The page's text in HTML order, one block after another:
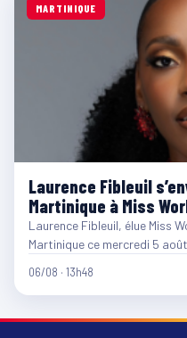
MARTINIQUE
Laurence Fibleuil
Martinique à Miss
Laurence Fibleuil, élue Miss
Martinique ce mercredi 5
06/08 · 13h48